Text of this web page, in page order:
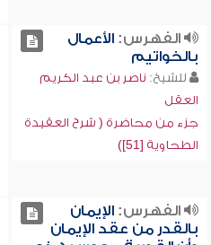
الفهرس:الأعمال
بالخواتيم
للشيخ: ناصر بن عبد الكريم
العقل
جزء من محاضرة ( شرح العقيدة
الطحاوية [51])
الفهرس:الإيمان
بالقدر من عقد الإيمان